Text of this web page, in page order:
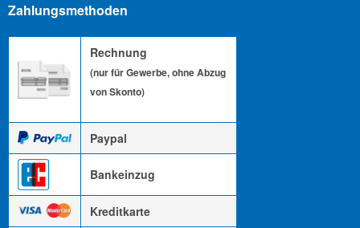
Zahlungsmethoden
Rechnung
(nur für Gewerbe, ohne Abzug
von Skonto)
Paypal
Bankeinzug
Kreditkarte